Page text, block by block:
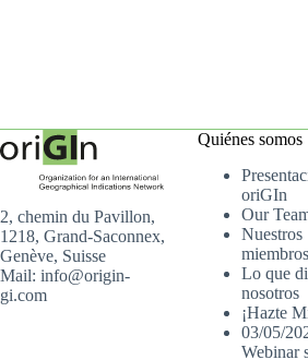
2, chemin du Pavillon,
1218, Grand-Saconnex,
Genève, Suisse
Mail: info@origin-
gi.com
Quiénes somos
oriGIn
Our
Nuestros
miembros
Lo que
nosotros
¡Hazte
03/05/
Webinar